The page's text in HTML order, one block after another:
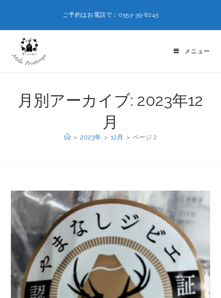
ご予約はお電話で：0553-39-8245
メニュー
月別アーカイブ: 2023年12
月
> 2023年 > 12月 > ページ 2